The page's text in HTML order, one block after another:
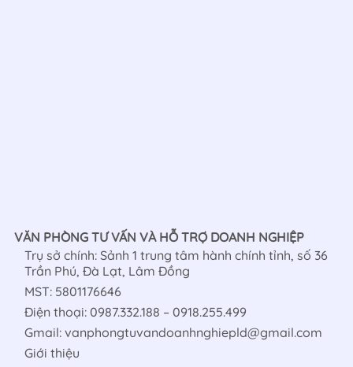
VĂN PHÒNG TƯ VẤN VÀ HỖ TRỢ DOANH NGHIỆP
Trụ sở chính: Sảnh 1 trung tâm hành chính tỉnh, số 36
Trần Phú, Đà Lạt, Lâm Đồng
MST: 5801176646
Điện thoại: 0987.332.188 – 0918.255.499
Gmail: vanphongtuvandoanhnghiepld@gmail.com
Giới thiệu